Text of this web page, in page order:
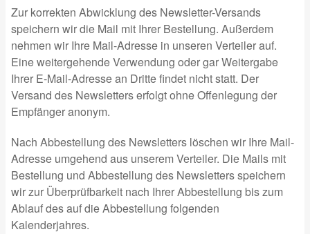
Zur korrekten Abwicklung des Newsletter-Versands
speichern wir die Mail mit Ihrer Bestellung. Außerdem
nehmen wir Ihre Mail-Adresse in unseren Verteiler auf.
Eine weitergehende Verwendung oder gar Weitergabe
Ihrer E-Mail-Adresse an Dritte findet nicht statt. Der
Versand des Newsletters erfolgt ohne Offenlegung der
Empfänger anonym.
Nach Abbestellung des Newsletters löschen wir Ihre Mail-
Adresse umgehend aus unserem Verteiler. Die Mails mit
Bestellung und Abbestellung des Newsletters speichern
wir zur Überprüfbarkeit nach Ihrer Abbestellung bis zum
Ablauf des auf die Abbestellung folgenden
Kalenderjahres.